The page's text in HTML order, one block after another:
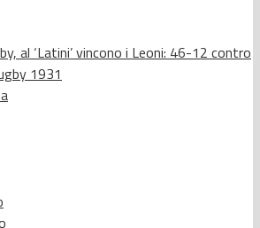
al ‘Latini’ vincono i Leoni: 46-12 contro
1931